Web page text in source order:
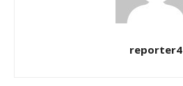
reporter4